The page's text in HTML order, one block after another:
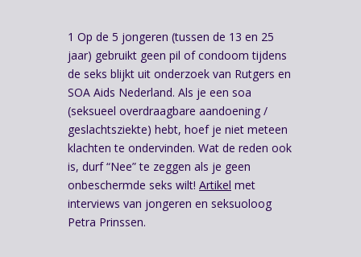
1 Op de 5 jongeren (tussen de 13 en 25
jaar) gebruikt geen pil of condoom tijdens
de seks blijkt uit onderzoek van Rutgers en
SOA Aids Nederland. Als je een soa
(seksueel overdraagbare aandoening /
geslachtsziekte) hebt, hoef je niet meteen
klachten te ondervinden. Wat de reden ook
is, durf “Nee” te zeggen als je geen
onbeschermde seks wilt! Artikel met
interviews van jongeren en seksuoloog
Petra Prinssen.